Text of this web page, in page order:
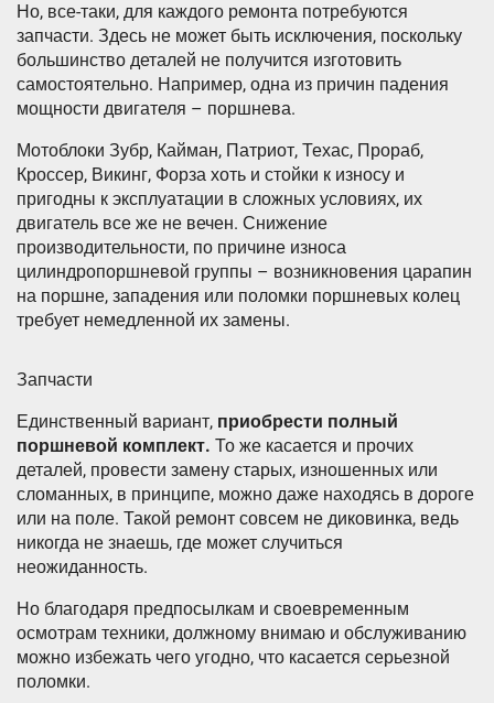
Но, все-таки, для каждого ремонта потребуются
запчасти. Здесь не может быть исключения, поскольку
большинство деталей не получится изготовить
самостоятельно. Например, одна из причин падения
мощности двигателя – поршнева.
Мотоблоки Зубр, Кайман, Патриот, Техас, Прораб,
Кроссер, Викинг, Форза хоть и стойки к износу и
пригодны к эксплуатации в сложных условиях, их
двигатель все же не вечен. Снижение
производительности, по причине износа
цилиндропоршневой группы – возникновения царапин
на поршне, западения или поломки поршневых колец
требует немедленной их замены.
Запчасти
Единственный вариант, приобрести полный
поршневой комплект. То же касается и прочих
деталей, провести замену старых, изношенных или
сломанных, в принципе, можно даже находясь в дороге
или на поле. Такой ремонт совсем не диковинка, ведь
никогда не знаешь, где может случиться
неожиданность.
Но благодаря предпосылкам и своевременным
осмотрам техники, должному внимаю и обслуживанию
можно избежать чего угодно, что касается серьезной
поломки.